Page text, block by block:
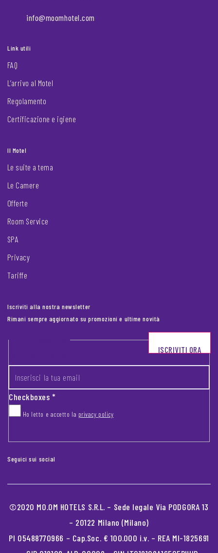
info@moomhotel.com
Link utili
FAQ
L’arrivo al Motel
Regolamento
Certificazione e igiene
Il Motel
Le suite a tema
Le Camere
Offerte
Room Service
SPA
Privacy
Tariffe
Iscriviti alla nostra newsletter
Rimani sempre aggiornato su promozioni e ultime novità
Footer newsletter
Checkboxes*
Ho letto e accetto la privacy policy
ISCRIVITI ORA
Seguici sui social
©2020 MO.OM HOTELS S.R.L. – Sede legale Via PODGORA 13
– 20122 Milano (Milano)
PI 05488770966 – Cap.Soc. € 100.000 i.v. – REA MI-1825691